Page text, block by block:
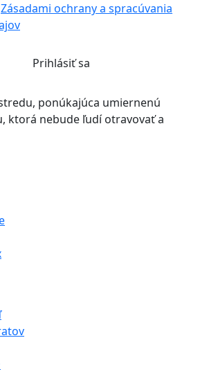
Zásadami ochrany a spracúvania
Prihlásiť sa
ponúkajúca umiernenú
ktorá nebude ľudí otravovať a